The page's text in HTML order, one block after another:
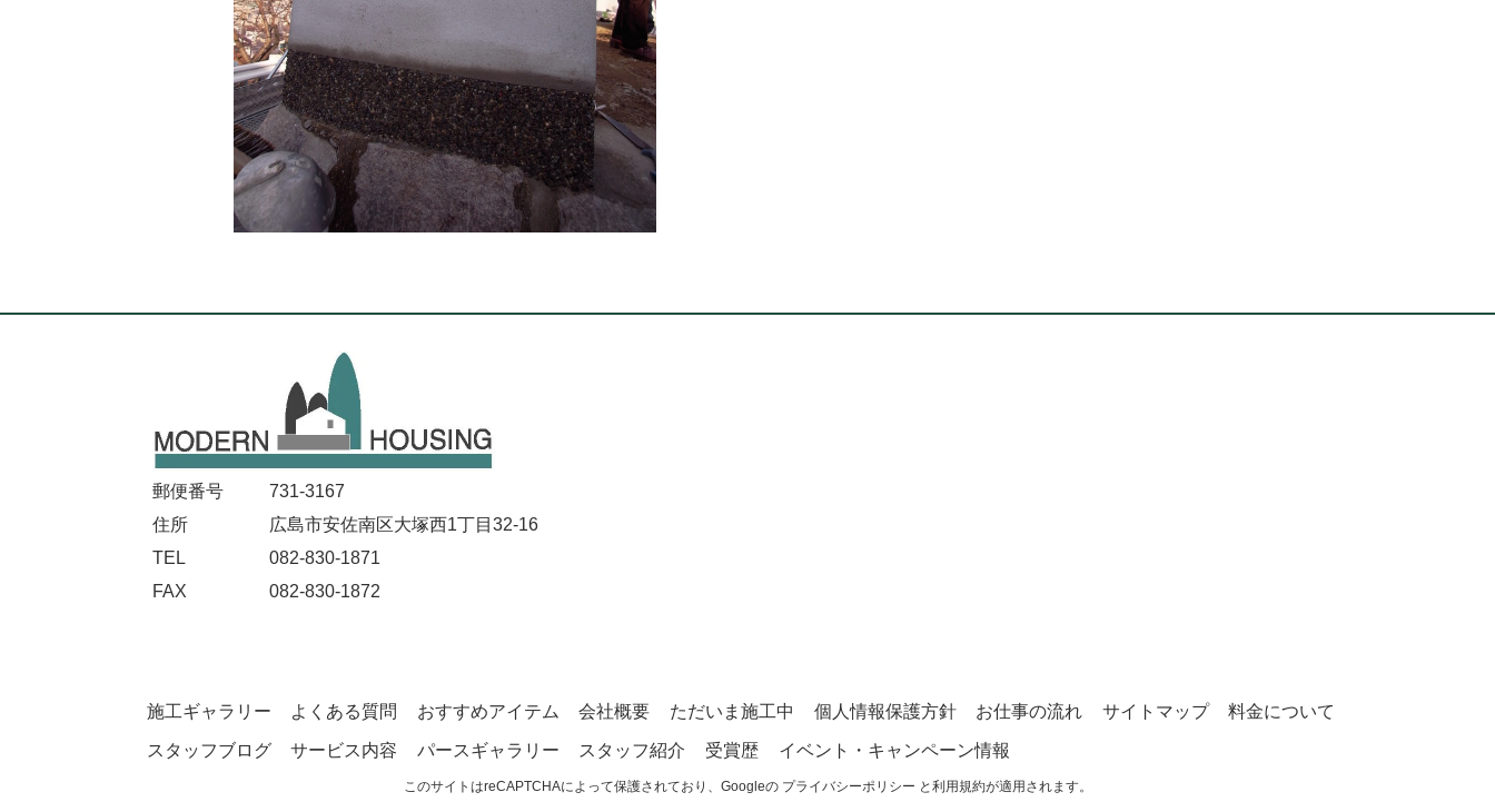
郵便番号
731-3167
住所
広島市安佐南区大塚西1丁目32-16
TEL
082-830-1871
FAX
082-830-1872
施工ギャラリー おすすめアイテム ただいま施工中 お仕事の流れ 料金について
サービス内容 スタッフ紹介 イベント・キャンペーン情報
よくある質問 会社概要 個人情報保護方針 サイトマップ
スタッフブログ パースギャラリー 受賞歴
このサイトはreCAPTCHAによって保護されており、Googleの プライバシーポリシー と 利用規約が適用されます。